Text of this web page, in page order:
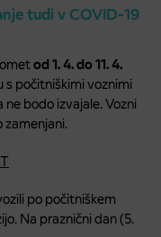
tudi v COVID-19
od 1. 4. do 11. 4.
s počitniškimi voznimi
bodo izvajale. Vozni
zamenjani.
po počitniškem
Na praznični dan (5.